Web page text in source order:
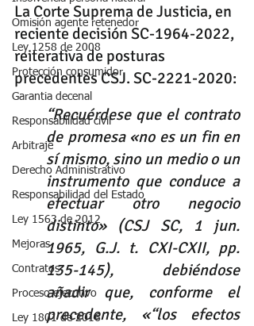
Omisión agente retenedor
Ley 1258 de 2008
Protección consumidor
Garantia decenal
Responsabilidad civil
Arbitraje
Derecho Administrativo
Responsabilidad del Estado
Ley 1563 de 2012
Mejoras
Contratos
Proceso ejecutivo
Ley 1801 de 2016
La Corte Suprema de Justicia, en
reciente decisión SC-1964-2022,
reiterativa de posturas
precedentes CSJ. SC-2221-2020:
“Recuérdese que el contrato
de promesa «no es un fin en
sí mismo, sino un medio o un
instrumento que conduce a
efectuar otro negocio
distinto» (CSJ SC, 1 jun.
1965, G.J. t. CXI-CXII, pp.
135-145), debiéndose
añadir que, conforme el
precedente, «“los efectos